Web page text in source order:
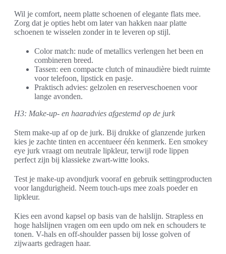
Wil je comfort, neem platte schoenen of elegante flats mee.
Zorg dat je opties hebt om later van hakken naar platte
schoenen te wisselen zonder in te leveren op stijl.
Color match: nude of metallics verlengen het been en
combineren breed.
Tassen: een compacte clutch of minaudière biedt ruimte
voor telefoon, lipstick en pasje.
Praktisch advies: gelzolen en reserveschoenen voor
lange avonden.
H3: Make-up- en haaradvies afgestemd op de jurk
Stem make-up af op de jurk. Bij drukke of glanzende jurken
kies je zachte tinten en accentueer één kenmerk. Een smokey
eye jurk vraagt om neutrale lipkleur, terwijl rode lippen
perfect zijn bij klassieke zwart-witte looks.
Test je make-up avondjurk vooraf en gebruik settingproducten
voor langdurigheid. Neem touch-ups mee zoals poeder en
lipkleur.
Kies een avond kapsel op basis van de halslijn. Strapless en
hoge halslijnen vragen om een updo om nek en schouders te
tonen. V-hals en off-shoulder passen bij losse golven of
zijwaarts gedragen haar.